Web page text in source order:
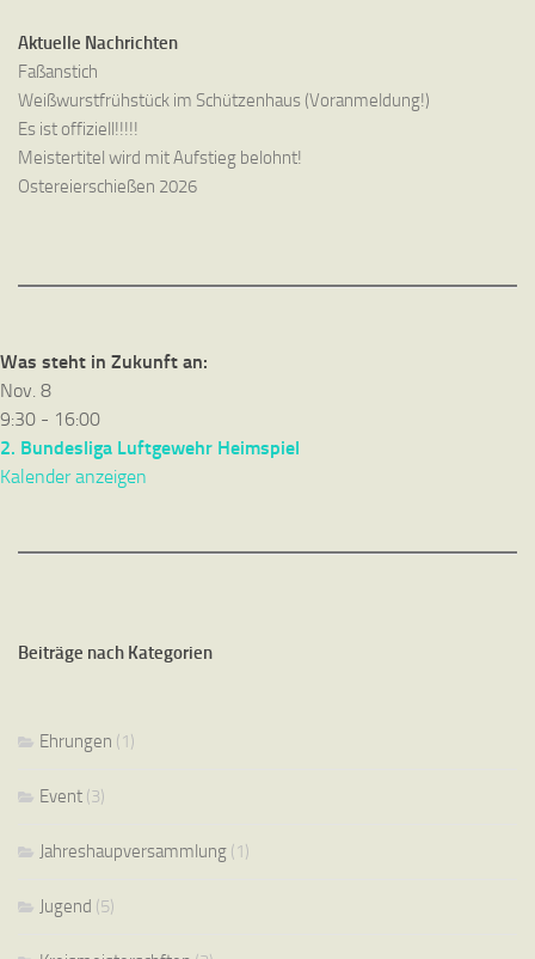
Aktuelle Nachrichten
Faßanstich
Weißwurstfrühstück im Schützenhaus (Voranmeldung!)
Es ist offiziell!!!!!
Meistertitel wird mit Aufstieg belohnt!
Ostereierschießen 2026
Was steht in Zukunft an:
Nov. 8
9:30 - 16:00
2. Bundesliga Luftgewehr Heimspiel
Kalender anzeigen
Beiträge nach Kategorien
Ehrungen (1)
Event (3)
Jahreshaupversammlung (1)
Jugend (5)